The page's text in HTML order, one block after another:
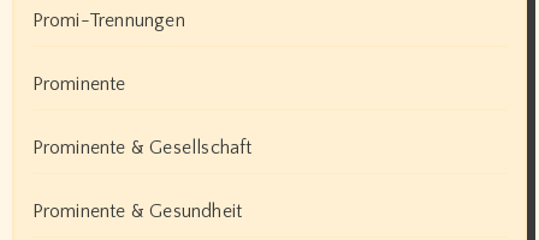
Promi-Trennungen
Prominente
Prominente & Gesellschaft
Prominente & Gesundheit